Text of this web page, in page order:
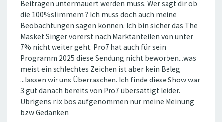
Beiträgen untermauert werden muss. Wer sagt dir ob
die 100%stimmem ? Ich muss doch auch meine
Beobachtungen sagen können. Ich bin sicher das The
Masket Singer vorerst nach Marktanteilen von unter
7% nicht weiter geht. Pro7 hat auch für sein
Programm 2025 diese Sendung nicht beworben...was
meist ein schlechtes Zeichen ist aber kein Beleg
...lassen wir uns Überraschen. Ich finde diese Show war
3 gut danach bereits von Pro7 übersättigt leider.
Übrigens nix bös aufgenommen nur meine Meinung
bzw Gedanken